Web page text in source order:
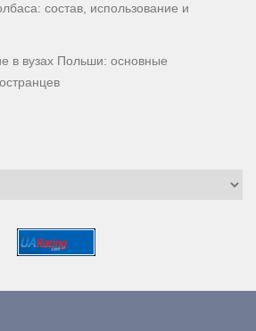
состав, использование и
в вузах Польши: основные